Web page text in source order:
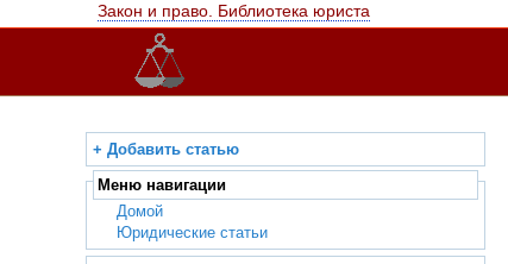
Закон и право. Библиотека юриста
+ Добавить статью
Меню навигации
Домой
Юридические статьи